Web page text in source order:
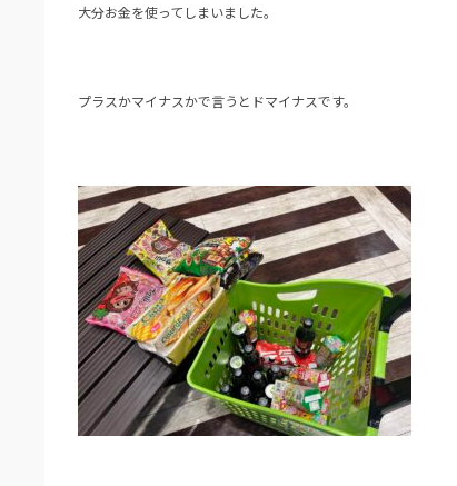
大分お金を使ってしまいました。
プラスかマイナスかで言うとドマイナスです。